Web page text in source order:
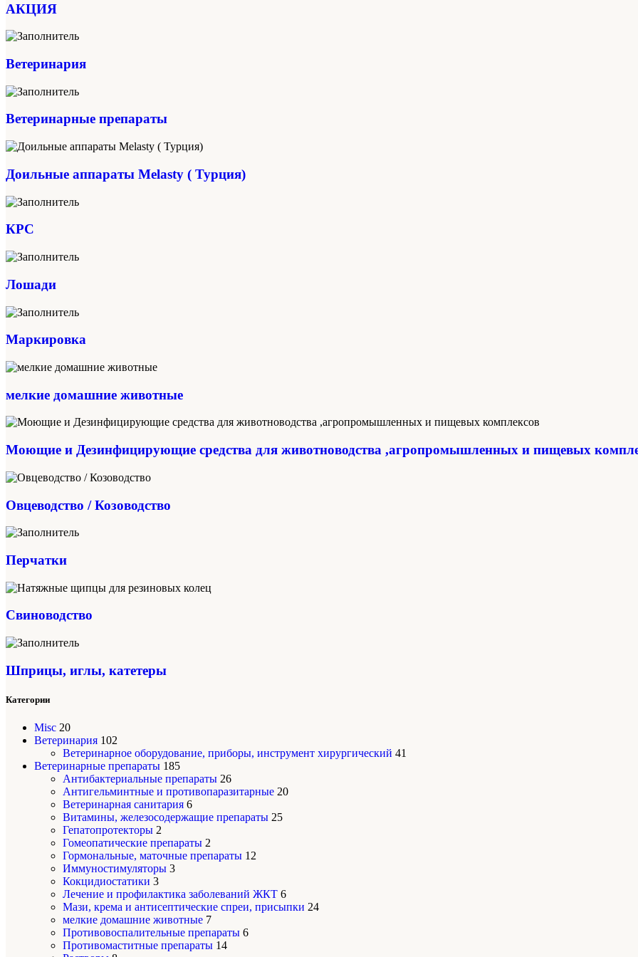
АКЦИЯ
Ветеринария
Ветеринарные препараты
Доильные аппараты Melasty ( Турция)
КРС
Лошади
Маркировка
мелкие домашние животные
Моющие и Дезинфицирующие средства для животноводства ,агропромышленных и пищевых
Овцеводство / Козоводство
Перчатки
Свиноводство
Шприцы, иглы, катетеры
Категории
Misc 20
Ветеринария 102
Ветеринарное оборудование, приборы, инструмент хирургический 41
Ветеринарные препараты 185
Антибактериальные препараты 26
Антигельминтные и противопаразитарные 20
Ветеринарная санитария 6
Витамины, железосодержащие препараты 25
Гепатопротекторы 2
Гомеопатические препараты 2
Гормональные, маточные препараты 12
Иммуностимуляторы 3
Кокцидиостатики 3
Лечение и профилактика заболеваний ЖКТ 6
Мази, крема и антисептические спреи, присыпки 24
мелкие домашние животные 7
Противовоспалительные препараты 6
Противомаститные препараты 14